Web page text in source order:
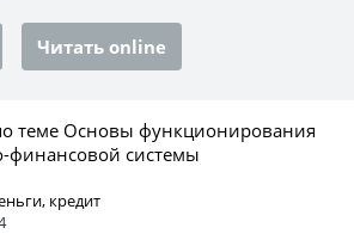
Читать online
теме Основы функционирования
финансовой системы
кредит